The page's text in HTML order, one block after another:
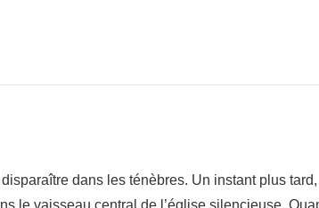
dans les ténèbres. Un instant plus